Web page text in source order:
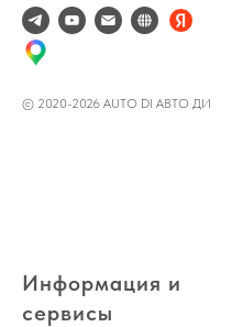
© 2020-2026 AUTO DI АВТО ДИ
Информация и
сервисы